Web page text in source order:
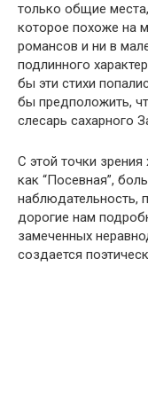
только общие
которое похоже на
романсов и ни в
подлинного
бы эти стихи
бы предположить,
слесарь сахарного
С этой точки зрения
как “Посевная”,
наблюдательность,
дорогие нам
замеченных
создается